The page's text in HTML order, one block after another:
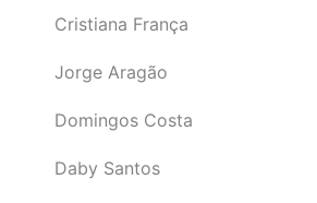
Cristiana França
Jorge Aragão
Domingos Costa
Daby Santos